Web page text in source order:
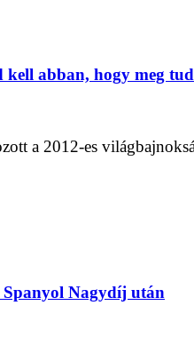
abban, hogy meg
a 2012-es
Nagydíj után